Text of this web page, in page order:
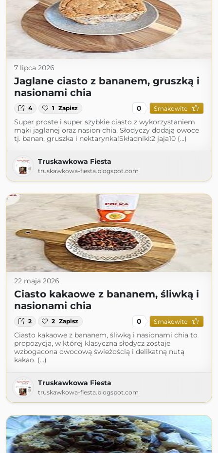
7 lipca 2026
Jaglane ciasto z bananem, gruszką i
nasionami chia
4 1 Zapisz 0 Smakowite
Super proste i super szybkie ciasto z wykorzystaniem
mąki jaglanej oraz nasion chia. Słodyczy dodają owoce
tj. banan, gruszka i nektarynka!Składniki:2 jaja10 (...)
Truskawkowa Fiesta
truskawkowa-fiesta.blogspot.com
22 maja 2026
Ciasto kakaowe z bananem, śliwką i
nasionami chia
2 2 Zapisz 0 Smakowite
Ciasto kakaowe z bananem, śliwką i nasionami chia to
propozycja, w której klasyczna słodycz zostaje
wzbogacona owocową świeżością i delikatną nutą
kakao. (...)
Truskawkowa Fiesta
truskawkowa-fiesta.blogspot.com